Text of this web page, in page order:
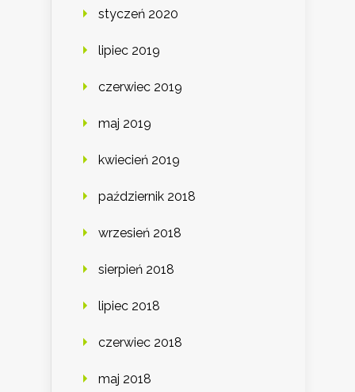
styczeń 2020
lipiec 2019
czerwiec 2019
maj 2019
kwiecień 2019
październik 2018
wrzesień 2018
sierpień 2018
lipiec 2018
czerwiec 2018
maj 2018